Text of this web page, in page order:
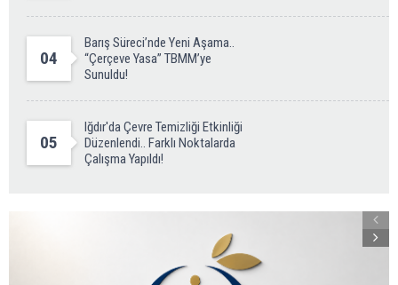
04
Barış Süreci’nde Yeni Aşama..
“Çerçeve Yasa” TBMM’ye
Sunuldu!
05
Iğdır'da Çevre Temizliği Etkinliği
Düzenlendi.. Farklı Noktalarda
Çalışma Yapıldı!